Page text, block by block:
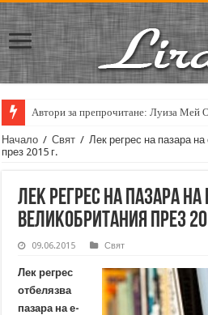
Автори за препрочитане: Луиза Мей
Начало / Свят / Лек регрес на пазара
през 2015 г.
Лек регрес на пазара
Великобритания през
09.06.2015 Свят
Лек регрес
отбелязва
пазара на е-